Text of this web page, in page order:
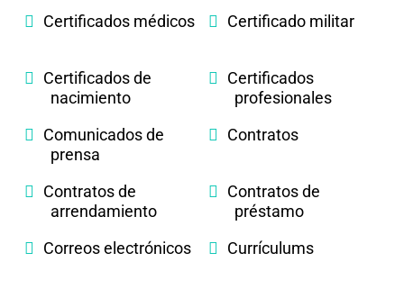
Certificados médicos
Certificado militar
Certificados de
nacimiento
Certificados
profesionales
Comunicados de
prensa
Contratos
Contratos de
arrendamiento
Contratos de
préstamo
Correos electrónicos
Currículums